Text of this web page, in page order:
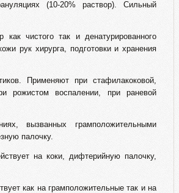
(10-20% раствор). Сильный
чистого так и денатурированного
рук хирурга, подготовки и хранения
Применяют при стафилакоковой,
рожистом воспалении, при раневой
вызванных грамположительными
палочку.
на коки, дифтерийную палочку,
как на грамположительные так и на